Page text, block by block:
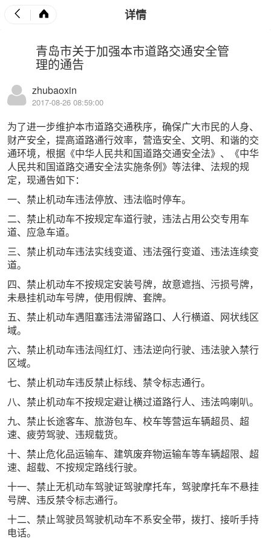
详情
青岛市关于加强本市道路交通安全管
理的通告
zhubaoxin
2017-08-26 08:59:00
为了进一步维护本市道路交通秩序，确保广大市民的人身、
财产安全，提高道路通行效率，营造安全、文明、和谐的交
通环境，根据《中华人民共和国道路交通安全法》、《中华
人民共和国道路交通安全法实施条例》等法律、法规的规
定，现通告如下：
一、禁止机动车违法停放、违法临时停车。
二、禁止机动车不按规定车道行驶，违法占用公交专用车
道、应急车道。
三、禁止机动车违法实线变道、违法强行变道、违法连续变
道。
四、禁止机动车不按规定安装号牌，故意遮挡、污损号牌，
未悬挂机动车号牌，使用假牌、套牌。
五、禁止机动车遇阻塞违法滞留路口、人行横道、网状线区
域。
六、禁止机动车违法闯红灯、违法逆向行驶、违法驶入禁行
区域。
七、禁止机动车违反禁止标线、禁令标志通行。
八、禁止机动车不按规定避让横过道路行人、违法鸣喇叭。
九、禁止长途客车、旅游包车、校车等营运车辆超员、超
速、疲劳驾驶、违规载货。
十、禁止危化品运输车、建筑废弃物运输车等车辆超限、超
速、超载、不按规定路线行驶。
十一、禁止无机动车驾驶证驾驶摩托车，驾驶摩托车不悬挂
号牌、违反禁令标志通行。
十二、禁止驾驶员驾驶机动车不系安全带，拨打、接听手持
电话。